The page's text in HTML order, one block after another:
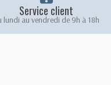
Service client
lundi au vendredi de 9h à 18h